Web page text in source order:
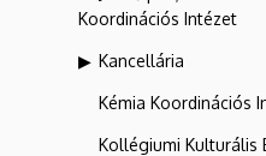
Koordinációs Intézet
Kancellária
Kémia Koordinációs
Kollégiumi Kulturális